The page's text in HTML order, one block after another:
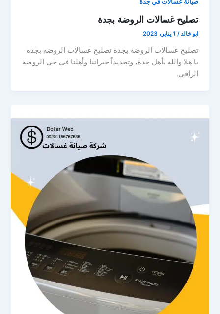
صيانة غسالات في جدة
تصليح غسالات الروضة بجدة
ابو خالد/ 1 يناير، 2023
تصليح غسالات الروضة بجدة تصليح غسالات الروضة بجدة
يا هلا والله بأهل جدة، وتحديداً جيراننا وأهلنا في حي الروضة
الراقي.